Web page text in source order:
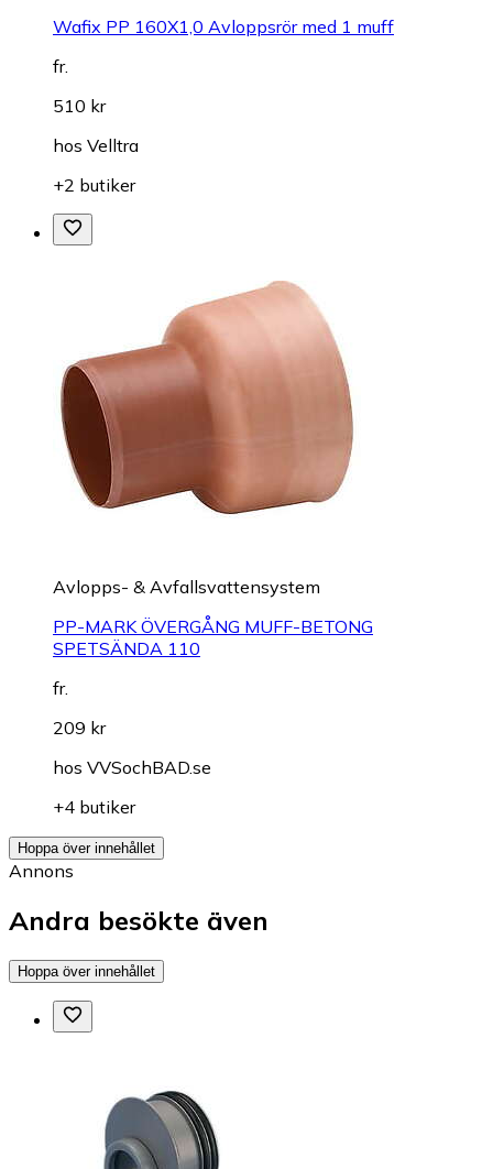
Wafix PP 160X1,0 Avloppsrör med 1 muff
fr.
510 kr
hos Velltra
+2 butiker
Avlopps- & Avfallsvattensystem
PP-MARK ÖVERGÅNG MUFF-BETONG
SPETSÄNDA 110
fr.
209 kr
hos VVSochBAD.se
+4 butiker
Hoppa över innehållet
Annons
Andra besökte även
Hoppa över innehållet